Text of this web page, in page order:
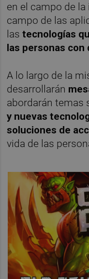
en el campo de
campo de las
las tecnologías
las personas con
A lo largo de la
desarrollarán
abordarán temas
y nuevas
soluciones de
vida de las